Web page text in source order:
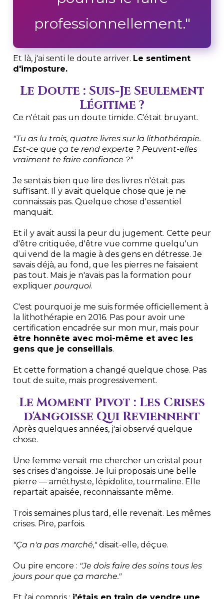
professionnellement."
Et là, j'ai senti le doute arriver. Le sentiment
d'imposture.
Le Doute : Suis-Je Seulement
Légitime ?
Ce n'était pas un doute timide. C'était bruyant.
"Tu as lu trois, quatre livres sur la lithothérapie.
Est-ce que ça te rend experte ? Peuvent-elles
vraiment te faire confiance ?"
Je sentais bien que lire des livres n'était pas
suffisant. Il y avait quelque chose que je ne
connaissais pas. Quelque chose d'essentiel
manquait.
Et il y avait aussi la peur du jugement. Cette peur
d'être critiquée, d'être vue comme quelqu'un
qui vend de la magie à des gens en détresse. Je
savais déjà, au fond, que les pierres ne faisaient
pas tout. Mais je n'avais pas la formation pour
expliquer pourquoi.
C'est pourquoi je me suis formée officiellement à
la lithothérapie en 2016. Pas pour avoir une
certification encadrée sur mon mur, mais pour
être honnête avec moi-même et avec les
gens que je conseillais.
Et cette formation a changé quelque chose. Pas
tout de suite, mais progressivement.
Le Moment Pivot : Les Crises
d'Angoisse Qui Reviennent
Après quelques années, j'ai observé quelque
chose.
Une femme venait me chercher un cristal pour
ses crises d'angoisse. Je lui proposais une belle
pierre — améthyste, lépidolite, tourmaline. Elle
repartait apaisée, reconnaissante même.
Trois semaines plus tard, elle revenait. Les mêmes
crises. Pire, parfois.
"Ça n'a pas marché,"disait-elle, déçue.
Ou pire encore : "Je dois faire des soins tous les
jours pour que ça marche."